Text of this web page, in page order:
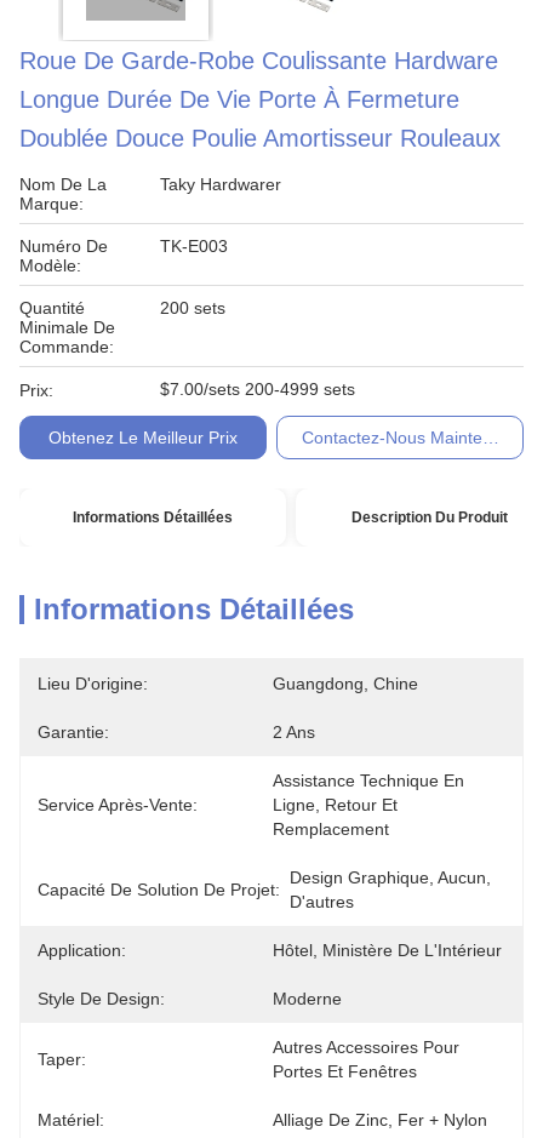
Roue De Garde-Robe Coulissante Hardware
Longue Durée De Vie Porte À Fermeture
Doublée Douce Poulie Amortisseur Rouleaux
Nom De La
Marque:
Taky Hardwarer
Numéro De
Modèle:
TK-E003
Quantité
Minimale De
Commande:
200 sets
Prix: $7.00/sets 200-4999 sets
Obtenez Le Meilleur Prix Contactez-Nous Maintenant
Informations Détaillées Description Du Produit
Informations Détaillées
Lieu D'origine: Guangdong, Chine
Garantie: 2 Ans
Service Après-Vente:
Assistance Technique En
Ligne, Retour Et
Remplacement
Capacité De Solution De Projet:
Design Graphique, Aucun,
D'autres
Application: Hôtel, Ministère De L'Intérieur
Style De Design: Moderne
Taper:
Autres Accessoires Pour
Portes Et Fenêtres
Matériel: Alliage De Zinc, Fer + Nylon